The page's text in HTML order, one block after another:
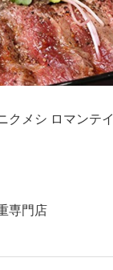
クメシ ロマンテイ
専門店